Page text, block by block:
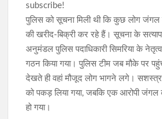
subscribe!
पुलिस को सूचना मिली थी कि कुछ लोग
की खरीद-बिक्री कर रहे हैं। सूचना के
अनुमंडल पुलिस पदाधिकारी सिमरिया के नेतृत्व
गठन किया गया। पुलिस टीम जब मौके पर
देखते ही वहां मौजूद लोग भागने लगे।
को पकड़ लिया गया, जबकि एक आरोपी जंगल
हो गया।